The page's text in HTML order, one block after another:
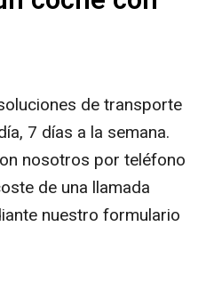
de transporte
7 días a la semana.
nosotros por teléfono
de una llamada
nuestro formulario